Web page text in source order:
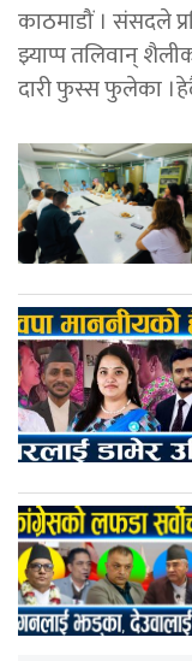
काठमाडौं । संसदले
झ्याप्प तलिवान्
दारी फुस्स फुलेका